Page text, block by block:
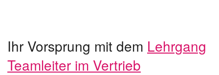
Ihr Vorsprung mit dem Lehrgang
Teamleiter im Vertrieb